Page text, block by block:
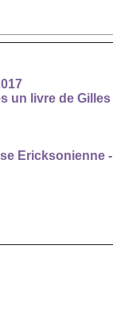
un livre de Gilles
Ericksonienne -